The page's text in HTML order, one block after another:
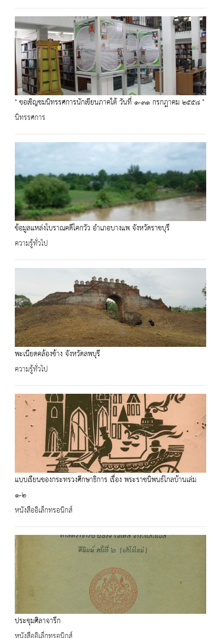
" ขอเชิญชมนิทรรศการนักเขียนภาคใต้ วันที่ ๑-๓๑ กรกฎาคม ๒๕๕๘ "
นิทรรศการ
ข้อมูลแหล่งโบราณคดีโคกวัว อำเภอบางแพ จังหวัดราชบุรี
ความรู้ทั่วไป
พะเนียดคล้องช้าง จังหวัดลพบุรี
ความรู้ทั่วไป
แบบเรียนของกระทรวงศึกษาธิการ เรื่อง พระราชนิพนธ์ไกลบ้านเล่ม
๑-๒
หนังสืออิเล็กทรอนิกส์
ประชุมศิลาจารึก